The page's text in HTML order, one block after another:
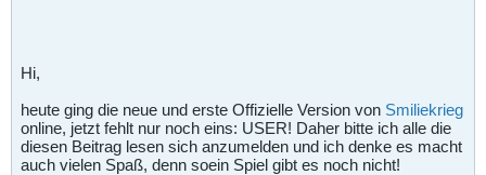
Hi,
heute ging die neue und erste Offizielle Version von Smiliekrieg
online, jetzt fehlt nur noch eins: USER! Daher bitte ich alle die
diesen Beitrag lesen sich anzumelden und ich denke es macht
auch vielen Spaß, denn soein Spiel gibt es noch nicht!